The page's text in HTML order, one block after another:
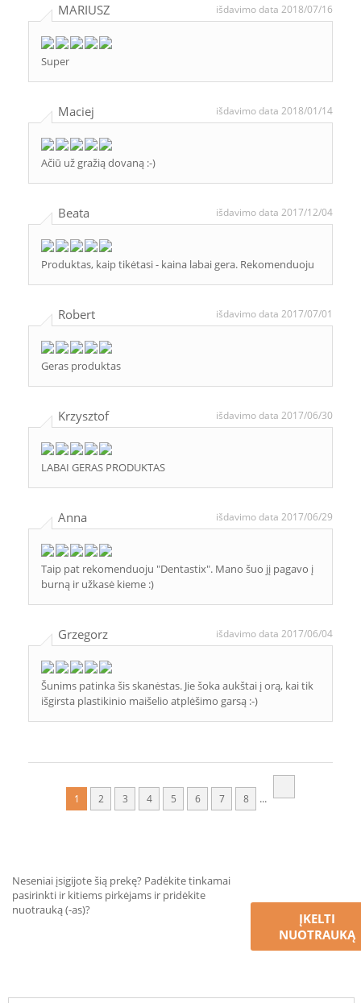
MARIUSZ išdavimo data 2018/07/16
Super
Maciej išdavimo data 2018/01/14
Ačiū už gražią dovaną :-)
Beata išdavimo data 2017/12/04
Produktas, kaip tikėtasi - kaina labai gera. Rekomenduoju
Robert išdavimo data 2017/07/01
Geras produktas
Krzysztof išdavimo data 2017/06/30
LABAI GERAS PRODUKTAS
Anna išdavimo data 2017/06/29
Taip pat rekomenduoju "Dentastix". Mano šuo jį pagavo į
burną ir užkasė kieme :)
Grzegorz išdavimo data 2017/06/04
Šunims patinka šis skanėstas. Jie šoka aukštai į orą, kai tik
išgirsta plastikinio maišelio atplėšimo garsą :-)
1 2 3 4 5 6 7 8 ...
Neseniai įsigijote šią prekę? Padėkite tinkamai
pasirinkti ir kitiems pirkėjams ir pridėkite
nuotrauką (-as)?
ĮKELTI
NUOTRAUKĄ